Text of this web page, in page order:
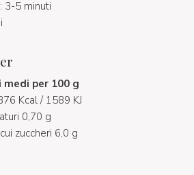
: 3-5 minuti
per 100 g
Kcal / 1589 KJ
0,70 g
zuccheri 6,0 g